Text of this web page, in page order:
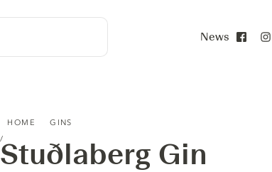
News
HOME GINS
Stuðlaberg Gin